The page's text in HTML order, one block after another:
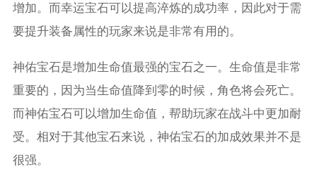
增加。而幸运宝石可以提高淬炼的成功率，因此对于需
要提升装备属性的玩家来说是非常有用的。
神佑宝石是增加生命值最强的宝石之一。生命值是非常
重要的，因为当生命值降到零的时候，角色将会死亡。
而神佑宝石可以增加生命值，帮助玩家在战斗中更加耐
受。相对于其他宝石来说，神佑宝石的加成效果并不是
很强。